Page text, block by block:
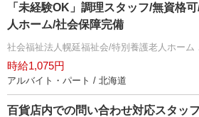
「未経験OK」調理スタッフ/無資格
人ホーム/社会保障完備
社会福祉法人幌延福祉会/特別養護老人ホーム
時給1,075円
アルバイト・パート / 北海道
百貨店内での問い合わせ対応スタッフ